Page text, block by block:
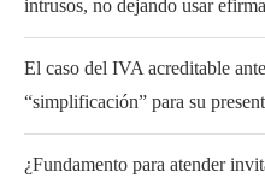
intrusos, no dejando usar
El caso del IVA acreditable
“simplificación” para su
¿Fundamento para atender